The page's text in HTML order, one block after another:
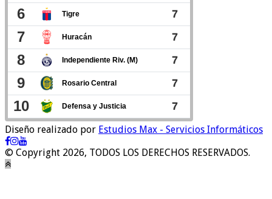
Diseño realizado por Estudios Max - Servicios Informáticos
© Copyright 2026, TODOS LOS DERECHOS RESERVADOS.